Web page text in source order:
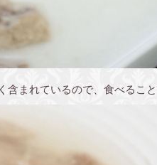
含まれているので、食べるこ